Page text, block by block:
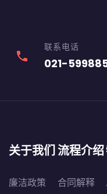
phone
联系电话
021-
关于我们
廉洁政策
流程介绍
合同解释